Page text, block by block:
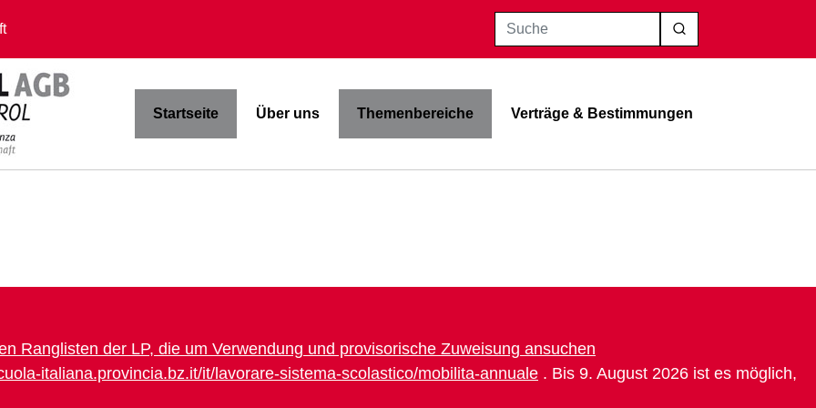
Suche
Startseite Über uns Themenbereiche Verträge & Bestimmungen
Ranglisten der LP, die um Verwendung und provisorische Zuweisung ansuchen
italiana.provincia.bz.it/it/lavorare-sistema-scolastico/mobilita-annuale . Bis 9. August 2026 ist es möglich,